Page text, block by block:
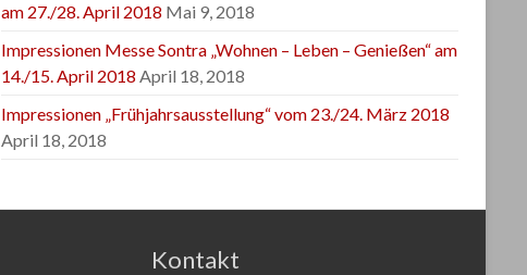
am 27./28. April 2018 Mai 9, 2018
Impressionen Messe Sontra „Wohnen – Leben – Genießen“ am
14./15. April 2018 April 18, 2018
Impressionen „Frühjahrsausstellung“ vom 23./24. März 2018
April 18, 2018
Kontakt